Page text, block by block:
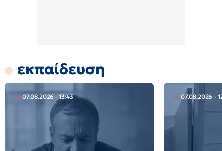
εκπαίδευση
07.08.2026 - 13:43 07.08.2026 -